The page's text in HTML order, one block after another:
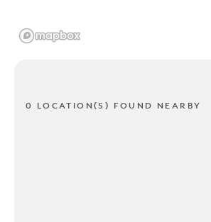
0 LOCATION(S) FOUND NEARBY